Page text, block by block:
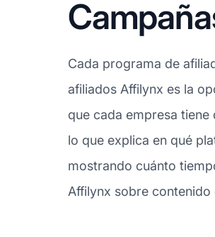
Cada programa de
afiliados Affilynx es la
que cada empresa
lo que explica en qué
mostrando cuánto
Affilynx sobre